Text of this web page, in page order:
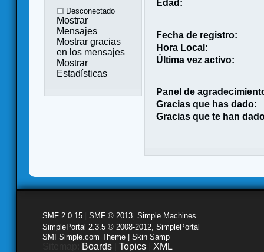
Desconectado
Mostrar
Mensajes
Mostrar gracias
en los mensajes
Mostrar
Estadísticas
Edad:
Fecha de registro:
Hora Local:
Última vez activo:
Panel de
Gracias que has dado:
Gracias que te han
SMF 2.0.15 SMF © 2013 Simple Machines
SimplePortal 2.3.5 © 2008-2012, SimplePortal
SMFSimple.com Theme | Skin Samp
Boards Topics XML